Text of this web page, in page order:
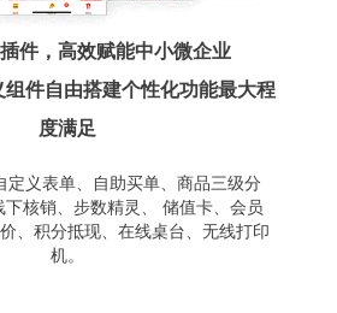
件，高效赋能中小微企业
件自由搭建个性化功能最大程
度满足
定义表单、自助买单、商品三级分
核销、步数精灵、 储值卡、会员
、积分抵现、在线桌台、无线打印
机。